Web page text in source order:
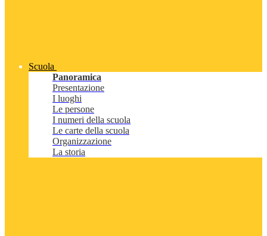
Scuola
Panoramica
Presentazione
I luoghi
Le persone
I numeri della scuola
Le carte della scuola
Organizzazione
La storia